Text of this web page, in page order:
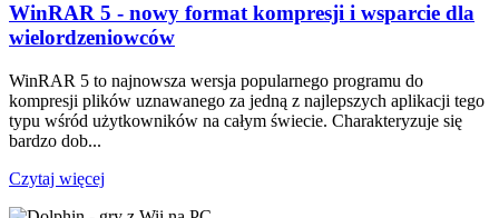
WinRAR 5 - nowy format kompresji i wsparcie dla
wielordzeniowców
WinRAR 5 to najnowsza wersja popularnego programu do
kompresji plików uznawanego za jedną z najlepszych aplikacji tego
typu wśród użytkowników na całym świecie. Charakteryzuje się
bardzo dob...
Czytaj więcej